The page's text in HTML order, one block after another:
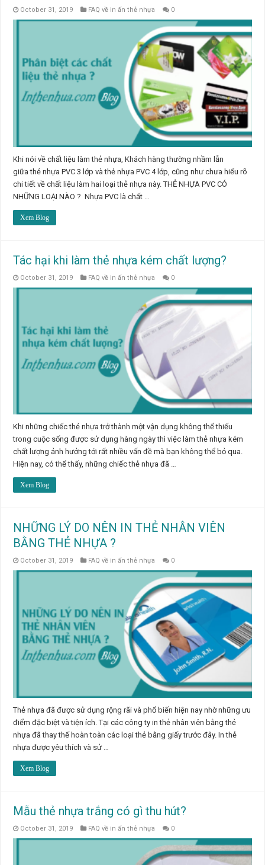
October 31, 2019 FAQ về in ấn thẻ nhựa 0
Khi nói về chất liệu làm thẻ nhựa, Khách hàng thường nhầm lẫn
giữa thẻ nhựa PVC 3 lớp và thẻ nhựa PVC 4 lớp, cũng như chưa hiểu rõ
chi tiết về chất liệu làm hai loại thẻ nhựa này. THẺ NHỰA PVC CÓ
NHỮNG LOẠI NÀO ? Nhựa PVC là chất …
Xem Blog
Tác hại khi làm thẻ nhựa kém chất lượng?
October 31, 2019 FAQ về in ấn thẻ nhựa 0
Khi những chiếc thẻ nhựa trở thành một vận dụng không thể thiếu
trong cuộc sống được sử dụng hàng ngày thì việc làm thẻ nhựa kém
chất lượng ảnh hưởng tới rất nhiều vấn đề mà bạn không thể bỏ qua.
Hiện nay, có thể thấy, những chiếc thẻ nhựa đã …
Xem Blog
NHỮNG LÝ DO NÊN IN THẺ NHÂN VIÊN
BẰNG THẺ NHỰA ?
October 31, 2019 FAQ về in ấn thẻ nhựa 0
Thẻ nhựa đã được sử dụng rộng rãi và phổ biến hiện nay nhờ những ưu
điểm đặc biệt và tiện ích. Tại các công ty in thẻ nhân viên bằng thẻ
nhựa đã thay thế hoàn toàn các loại thẻ bằng giấy trước đây. In thẻ
nhựa được yêu thích và sử …
Xem Blog
Mẫu thẻ nhựa trắng có gì thu hút?
October 31, 2019 FAQ về in ấn thẻ nhựa 0